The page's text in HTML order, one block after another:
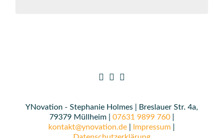
YNovation - Stephanie Holmes | Breslauer Str. 4a,
79379 Müllheim | 07631 9899 760|
kontakt@ynovation.de
Impressum